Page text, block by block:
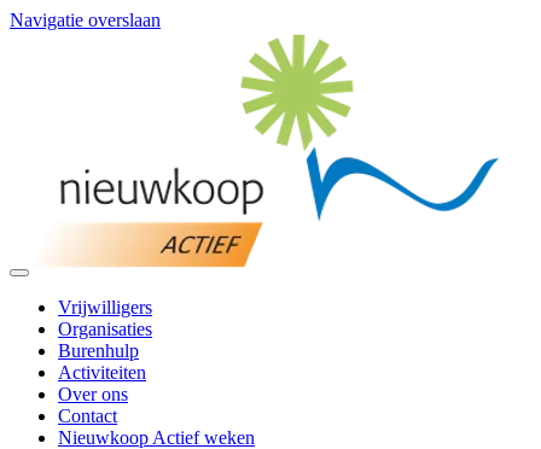
Navigatie overslaan
Vrijwilligers
Organisaties
Burenhulp
Activiteiten
Over ons
Contact
Nieuwkoop Actief weken